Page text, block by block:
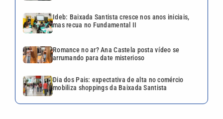
Ideb: Baixada Santista cresce nos anos iniciais,
mas recua no Fundamental II
Romance no ar? Ana Castela posta vídeo se
arrumando para date misterioso
Dia dos Pais: expectativa de alta no comércio
mobiliza shoppings da Baixada Santista